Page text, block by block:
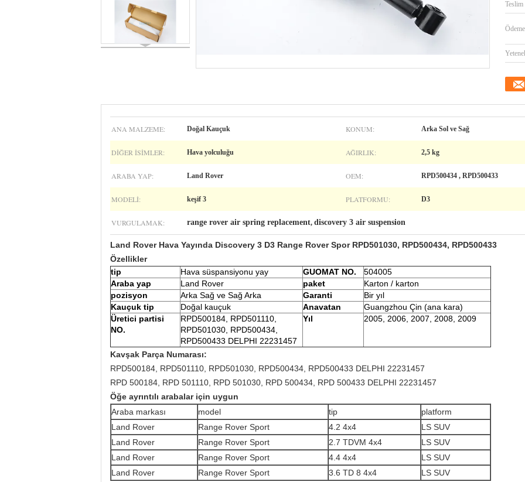
Teslim
ANA MALZEME: Doğal Kauçuk KONUM: Arka Sol ve Sağ
DIĞER ISIMLER: Hava yolculuğu AĞIRLIK: 2,5 kg
ARABA YAP: Land Rover OEM: RPD500434 , RPD500433
MODELI: keşif 3 PLATFORMU: D3
VURGULAMAK: range rover air spring replacement, discovery 3 air suspension
Land Rover Hava Yayında Discovery 3 D3 Range Rover Spor RPD501030, RPD500434, RPD500433
Özellikler
tip
Hava süspansiyonu yay GUOMAT NO.
504005
Araba yap
Land Rover paket
Karton / karton
pozisyon
Arka Sağ ve Sağ Arka Garanti
Bir yıl
Kauçuk tip
Doğal kauçuk Anavatan
Guangzhou Çin (ana kara)
Üretici partisi
NO.
RPD500184, RPD501110,
RPD501030, RPD500434,
RPD500433 DELPHI 22231457
Yıl 2005, 2006, 2007, 2008, 2009
Kavşak Parça Numarası:
RPD500184, RPD501110, RPD501030, RPD500434, RPD500433 DELPHI 22231457
RPD 500184, RPD 501110, RPD 501030, RPD 500434, RPD 500433 DELPHI 22231457
Öğe ayrıntılı arabalar için uygun
Araba markası
model tip
platform
Land Rover
Range Rover Sport 4.2 4x4
LS SUV
Land Rover
Range Rover Sport 2.7 TDVM 4x4
LS SUV
Land Rover
Range Rover Sport 4.4 4x4
LS SUV
Land Rover
Range Rover Sport 3.6 TD 8 4x4
LS SUV